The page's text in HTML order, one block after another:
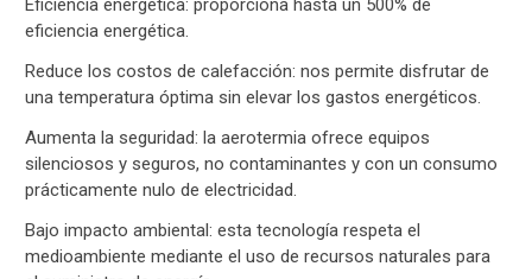
eficiencia energética.
Reduce los costos de calefacción: nos permite disfrutar de
una temperatura óptima sin elevar los gastos energéticos.
Aumenta la seguridad: la aerotermia ofrece equipos
silenciosos y seguros, no contaminantes y con un consumo
prácticamente nulo de electricidad.
Bajo impacto ambiental: esta tecnología respeta el
medioambiente mediante el uso de recursos naturales para